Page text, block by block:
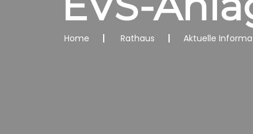
Home Rathaus Aktuelle